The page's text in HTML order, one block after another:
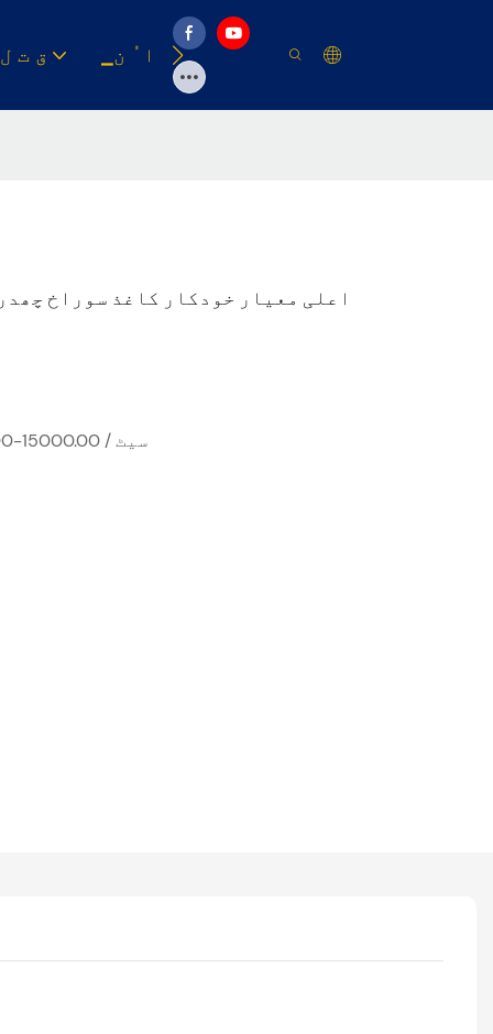
▁ق ت ل ▁ا ُ ن وسیلہ
اعلی معیار خودکار کاغذ سوراخ
USD 14000.00-15000.00 / سیٹ